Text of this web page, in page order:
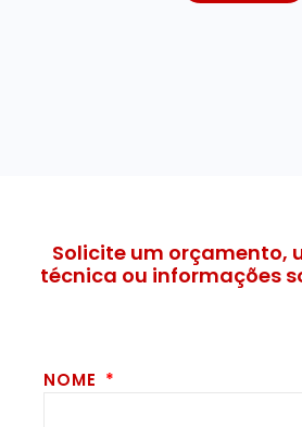
Solicite um orçamento,
técnica ou informações
NOME